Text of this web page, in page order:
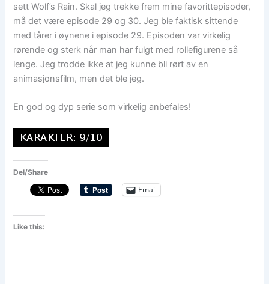
sett Wolf’s Rain. Skal jeg trekke frem mine favorittepisoder,
må det være episode 29 og 30. Jeg ble faktisk sittende
med tårer i øynene i episode 29. Episoden var virkelig
rørende og sterk når man har fulgt med rollefigurene så
lenge. Jeg trodde ikke at jeg kunne bli rørt av en
animasjonsfilm, men det ble jeg.
En god og dyp serie som virkelig anbefales!
Del/Share
Email
Like this: